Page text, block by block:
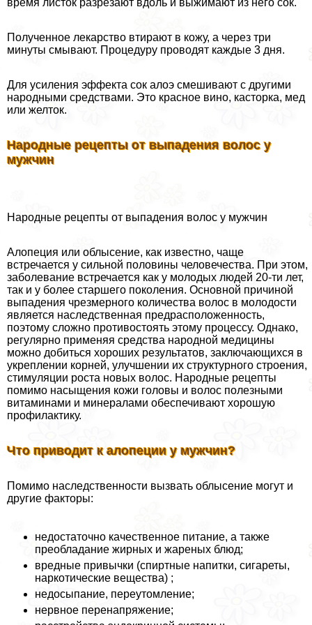
время листок разрезают вдоль и выжимают из него сок.
Полученное лекарство втирают в кожу, а через три
минуты смывают. Процедуру проводят каждые 3 дня.
Для усиления эффекта сок алоэ смешивают с другими
народными средствами. Это красное вино, касторка, мед
или желток.
Народные рецепты от выпадения волос у
мужчин
Народные рецепты от выпадения волос у мужчин
Алопеция или облысение, как известно, чаще
встречается у сильной половины человечества. При этом,
заболевание встречается как у молодых людей 20-ти лет,
так и у более старшего поколения. Основной причиной
выпадения чрезмерного количества волос в молодости
является наследственная предрасположенность,
поэтому сложно противостоять этому процессу. Однако,
регулярно применяя средства народной медицины
можно добиться хороших результатов, заключающихся в
укреплении корней, улучшении их структурного строения,
стимуляции роста новых волос. Народные рецепты
помимо насыщения кожи головы и волос полезными
витаминами и минералами обеспечивают хорошую
профилактику.
Что приводит к алопеции у мужчин?
Помимо наследственности вызвать облысение могут и
другие факторы:
недостаточно качественное питание, а также
преобладание жирных и жареных блюд;
вредные привычки (спиртные напитки, сигареты,
наркотические вещества) ;
недосыпание, переутомление;
нервное перенапряжение;